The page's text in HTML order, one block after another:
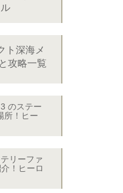
ト深海メ
攻略一覧
のステー
所！ヒー
リーファ
！ヒーロ